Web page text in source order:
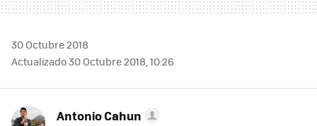
30 Octubre 2018
Actualizado 30 Octubre 2018, 10:26
Antonio Cahun